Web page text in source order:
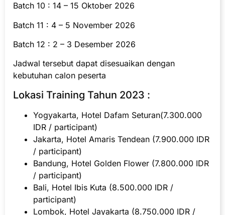
Batch 10 : 14 – 15 Oktober 2026
Batch 11 : 4 – 5 November 2026
Batch 12 : 2 – 3 Desember 2026
Jadwal tersebut dapat disesuaikan dengan
kebutuhan calon peserta
Lokasi Training Tahun 2023 :
Yogyakarta, Hotel Dafam Seturan(7.300.000
IDR / participant)
Jakarta, Hotel Amaris Tendean (7.900.000 IDR
/ participant)
Bandung, Hotel Golden Flower (7.800.000 IDR
/ participant)
Bali, Hotel Ibis Kuta (8.500.000 IDR /
participant)
Lombok, Hotel Jayakarta (8.750.000 IDR /